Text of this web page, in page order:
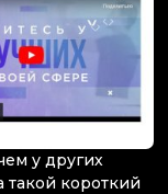
у других
такой короткий